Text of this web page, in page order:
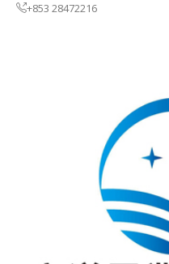
+853 28472216